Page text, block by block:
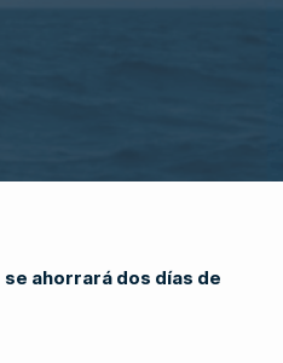
se ahorrará dos días de